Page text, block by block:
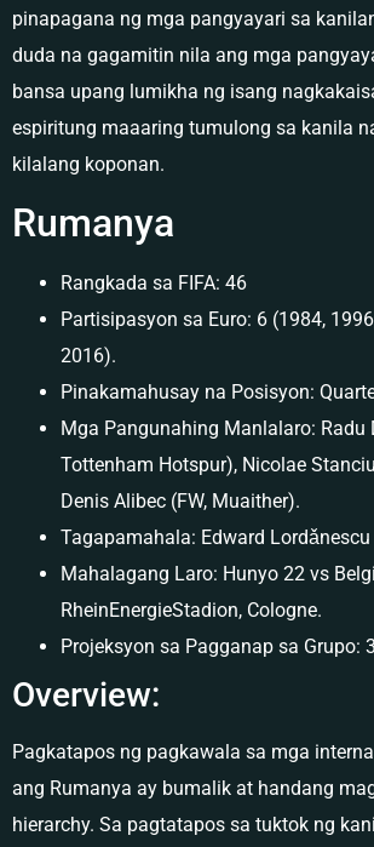
pinapagana ng mga pangyayari sa
duda na gagamitin nila ang mga
bansa upang lumikha ng isang
espiritung maaaring tumulong sa kanila
kilalang koponan.
Rumanya
Rangkada sa FIFA: 46
Partisipasyon sa Euro: 6 (1984,
2016).
Pinakamahusay na Posisyon:
Mga Pangunahing Manlalaro: Radu
Tottenham Hotspur), Nicolae
Denis Alibec (FW, Muaither).
Tagapamahala: Edward
Mahalagang Laro: Hunyo 22 vs
RheinEnergieStadion, Cologne.
Projeksyon sa Pagganap sa Grupo:
Overview:
Pagkatapos ng pagkawala sa mga
ang Rumanya ay bumalik at handang
hierarchy. Sa pagtatapos sa tuktok ng